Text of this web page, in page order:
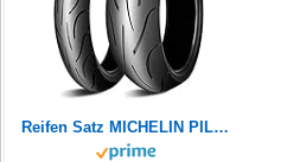
Reifen Satz MICHELIN PILOT POWER 2CT 180/55 ZR17 73W + 120/70 ZR17 58W Motorradreifen Set